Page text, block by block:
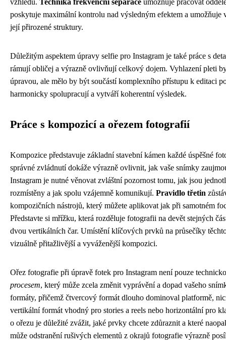
vzhledu. Technika frekvenční separace umožňuje pracovat
poskytuje maximální kontrolu nad výsledným efektem a umožňuje
její přirozené struktury.
Důležitým aspektem úpravy selfie pro Instagram je také práce s
rámují obličej a výrazně ovlivňují celkový dojem. Vyhlazení pleti
úpravou, ale mělo by být součástí komplexního přístupu k editaci
harmonicky spolupracují a vytváří koherentní výsledek.
Práce s kompozicí a ořezem fotografií
Kompozice představuje základní stavební kámen každé úspěšné
správné zvládnutí dokáže výrazně ovlivnit, jak vaše snímky
Instagram je nutné věnovat zvláštní pozornost tomu, jak jsou
rozmístěny a jak spolu vzájemně komunikují. Pravidlo třetin
kompozičních nástrojů, který můžete aplikovat jak při samotném
Představte si mřížku, která rozděluje fotografii na devět stejných
dvou vertikálních čar. Umístění klíčových prvků na průsečíky
vizuálně přitažlivější a vyváženější kompozici.
Ořez fotografie při úpravě fotek pro Instagram není pouze
procesem, který může zcela změnit vyprávění a dopad vašeho
formáty, přičemž čtvercový formát dlouho dominoval platformě,
vertikální formát vhodný pro stories a reels nebo horizontální pro
o ořezu je důležité zvážit, jaké prvky chcete zdůraznit a které
může odstranění rušivých elementů z okrajů fotografie výrazně